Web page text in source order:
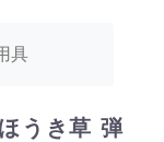
具
うき草 弾